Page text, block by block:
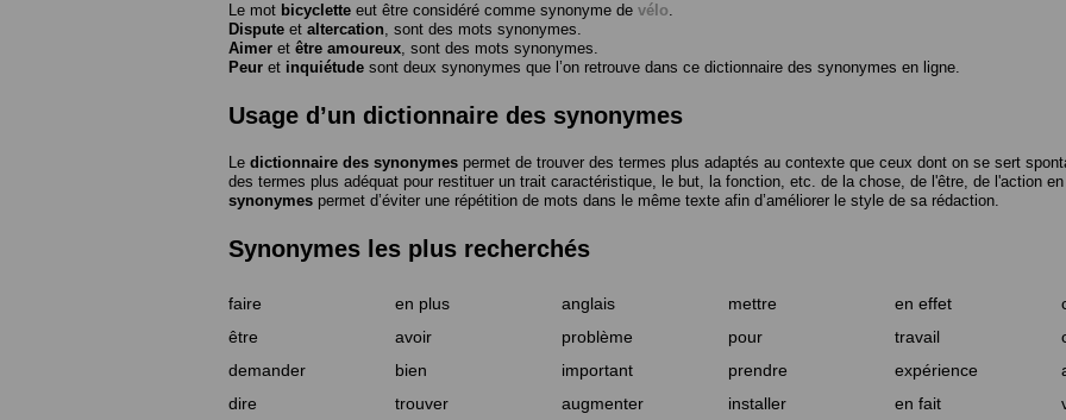
Le mot bicyclette eut être considéré comme synonyme de vélo
Dispute et altercation , sont des mots synonymes.
Aimer et être amoureux , sont des mots synonymes.
Peur et inquiétude sont deux synonymes que l’on retrouve dans ce dictionnaire des synonymes en ligne.
Usage d’un dictionnaire des synonymes
Le dictionnaire des synonymes permet de trouver des termes plus adaptés au contexte que ceux dont on se sert
des termes plus adéquat pour restituer un trait caractéristique, le but, la fonction, etc. de la chose, de l'être, de l'action
synonymes permet d’éviter une répétition de mots dans le même texte afin d’améliorer le style de sa rédaction.
Synonymes les plus recherchés
faire en plus anglais mettre en effet
être
avoir problème pour travail
demander
bien important prendre expérience
dire
trouver augmenter installer en fait